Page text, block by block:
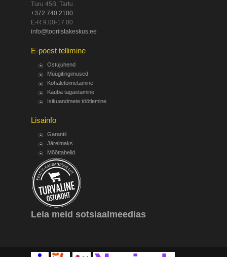
Turu 45B, Tartu
+372 740 2100
E-R 9.00-17.00
info@tooriistakeskus.ee
E-poest tellimine
Ostujuhend
Müügitingimused
Kohaletoimetamine
Kauba tagastamine
Isikuandmete töötlemine
Lisainfo
Garantii
Järelmaks
Mõõttabelid
Leia meid sotsiaalmeedias